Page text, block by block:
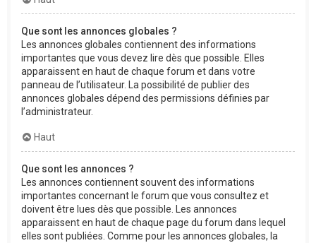
Que sont les annonces globales ?
Les annonces globales contiennent des informations
importantes que vous devez lire dès que possible. Elles
apparaissent en haut de chaque forum et dans votre
panneau de l’utilisateur. La possibilité de publier des
annonces globales dépend des permissions définies par
l’administrateur.
Haut
Que sont les annonces ?
Les annonces contiennent souvent des informations
importantes concernant le forum que vous consultez et
doivent être lues dès que possible. Les annonces
apparaissent en haut de chaque page du forum dans lequel
elles sont publiées. Comme pour les annonces globales, la